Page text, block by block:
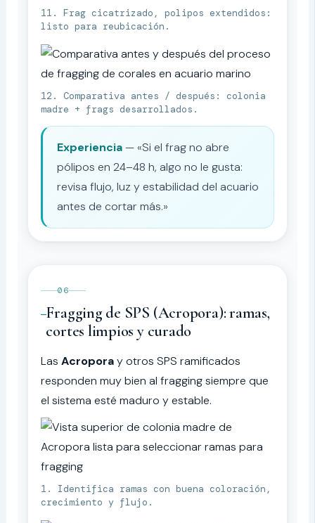
11. Frag cicatrizado, polipos extendidos:
listo para reubicación.
12. Comparativa antes / después: colonia
madre + frags desarrollados.
Experiencia— «Si el frag no abre
pólipos en 24–48 h, algo no le gusta:
revisa flujo, luz y estabilidad del acuario
antes de cortar más.»
06
Fragging de SPS (Acropora): ramas,
cortes limpios y curado
Las Acroporay otros SPS ramificados
responden muy bien al fragging siempre que
el sistema esté maduro y estable.
1. Identifica ramas con buena coloración,
crecimiento y flujo.